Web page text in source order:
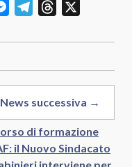
MessengerTelegramThreads
News successiva →
di formazione
il Nuovo Sindacato